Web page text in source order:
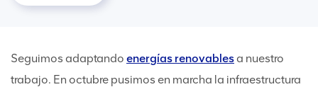
Seguimos adaptando energías renovables a nuestro
trabajo. En octubre pusimos en marcha la infraestructura